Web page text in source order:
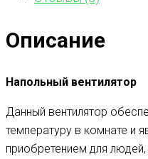
Описание
Напольный вентилятор
Данный вентилятор
температуру в комнате и
приобретением для